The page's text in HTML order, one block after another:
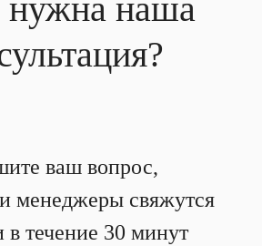
нужна наша
ваш вопрос,
менеджеры свяжутся
в течение 30 минут